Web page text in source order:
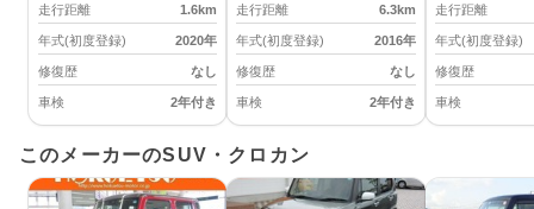
走行距離
1.6km
年式(初度登録) 2020年
修復歴 なし
車検 2年付き
走行距離
6.3km
年式(初度登録) 2016年
修復歴 なし
車検 2年付き
走行距離
年式(初度登録)
修復歴
車検
このメーカーのSUV・クロカン